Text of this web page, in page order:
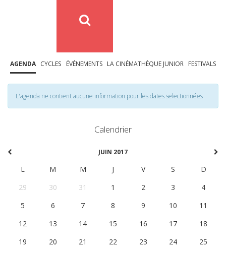
AGENDA CYCLES ÉVÉNEMENTS LA CINÉMATHÈQUE JUNIOR FESTIVALS
L'agenda ne contient aucune information pour les dates selectionnées
Calendrier
JUIN 2017
L M M J V S
D
29
30 31 1 2 3
4
5
6 7 8 9 10
11
12
13 14 15 16 17
18
19
20 21 22 23 24
25